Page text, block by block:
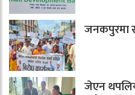
जनकपुरमा
जेएन